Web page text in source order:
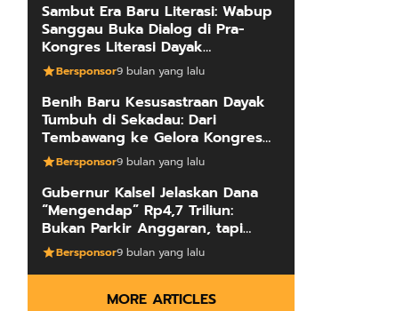
Sambut Era Baru Literasi: Wabup
Sanggau Buka Dialog di Pra-
Kongres Literasi Dayak
Internasional
Bersponsor9 bulan yang lalu
Benih Baru Kesusastraan Dayak
Tumbuh di Sekadau: Dari
Tembawang ke Gelora Kongres
Penulis
Bersponsor9 bulan yang lalu
Gubernur Kalsel Jelaskan Dana
“Mengendap” Rp4,7 Triliun:
Bukan Parkir Anggaran, tapi
Manajemen Kas Daerah
Bersponsor9 bulan yang lalu
MORE ARTICLES